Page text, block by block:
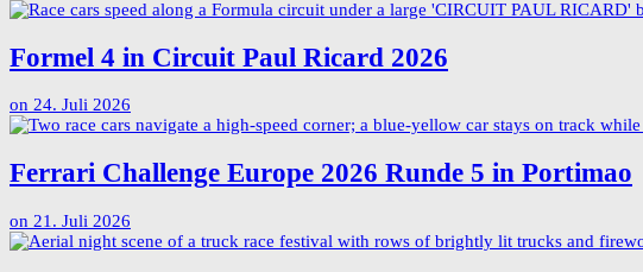
Formel 4 in Circuit Paul Ricard 2026
on 24. Juli 2026
Ferrari Challenge Europe 2026 Runde 5 in Portimao
on 21. Juli 2026